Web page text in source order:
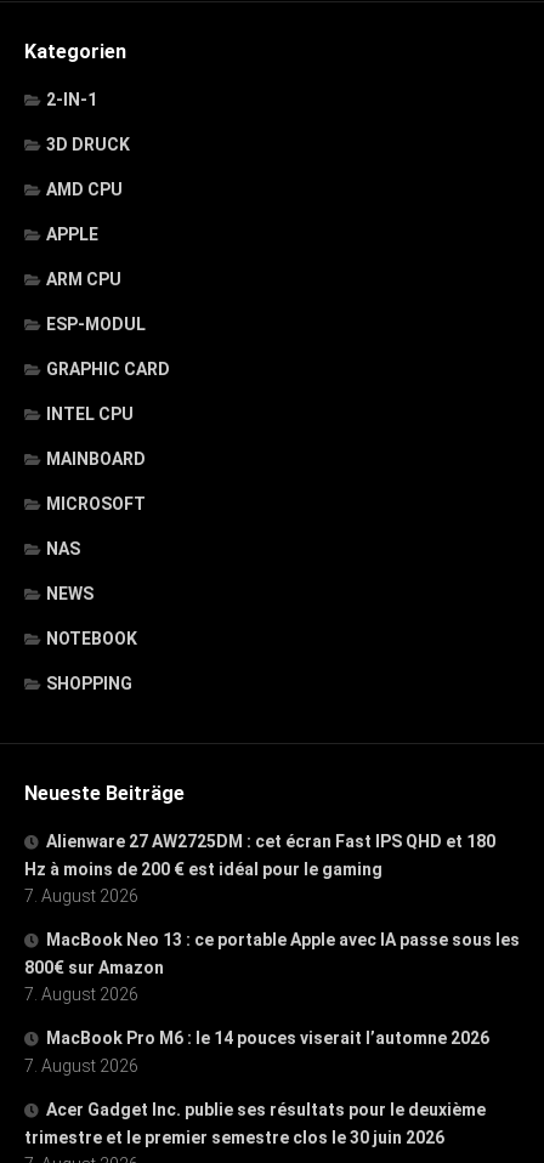
Kategorien
2-IN-1
3D DRUCK
AMD CPU
APPLE
ARM CPU
ESP-MODUL
GRAPHIC CARD
INTEL CPU
MAINBOARD
MICROSOFT
NAS
NEWS
NOTEBOOK
SHOPPING
Neueste Beiträge
Alienware 27 AW2725DM : cet écran Fast IPS QHD et 180
Hz à moins de 200 € est idéal pour le gaming
7. August 2026
MacBook Neo 13 : ce portable Apple avec IA passe sous les
800€ sur Amazon
7. August 2026
MacBook Pro M6 : le 14 pouces viserait l’automne 2026
7. August 2026
Acer Gadget Inc. publie ses résultats pour le deuxième
trimestre et le premier semestre clos le 30 juin 2026